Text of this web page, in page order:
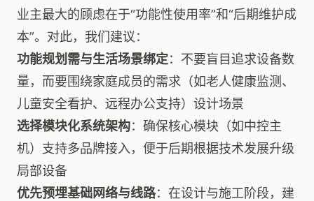
业主最大的顾虑在于“功能性使用率”和“后期维护成
本”。对此，我们建议：
功能规划需与生活场景绑定：不要盲目追求设备数
量，而要围绕家庭成员的需求（如老人健康监测、
儿童安全看护、远程办公支持）设计场景
选择模块化系统架构：确保核心模块（如中控主
机）支持多品牌接入，便于后期根据技术发展升级
局部设备
优先预埋基础网络与线路：在设计与施工阶段，建